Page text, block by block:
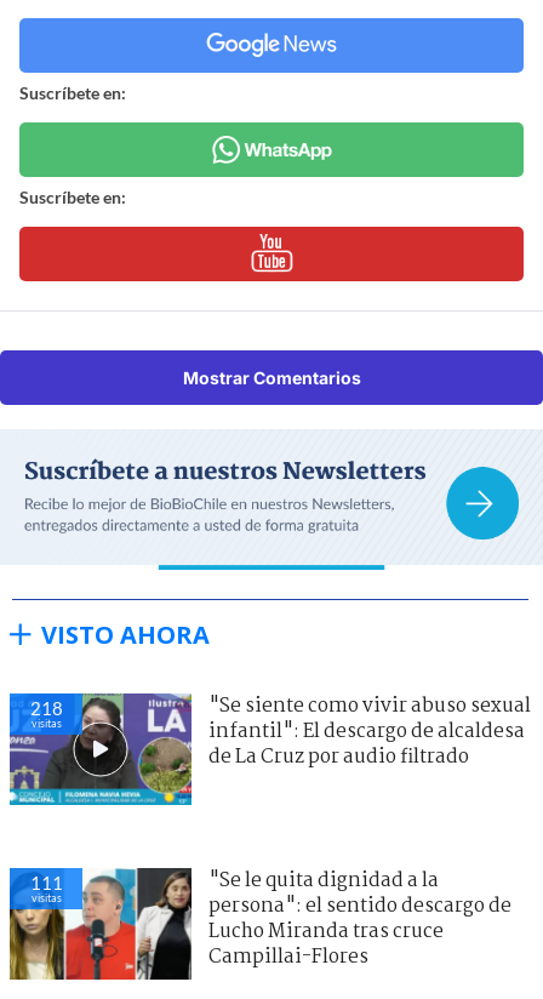
Suscríbete en:
Suscríbete en:
Mostrar Comentarios
VISTO AHORA
218
visitas
"Se siente como vivir abuso sexual
infantil": El descargo de alcaldesa
de La Cruz por audio filtrado
111
visitas
"Se le quita dignidad a la
persona": el sentido descargo de
Lucho Miranda tras cruce
Campillai-Flores